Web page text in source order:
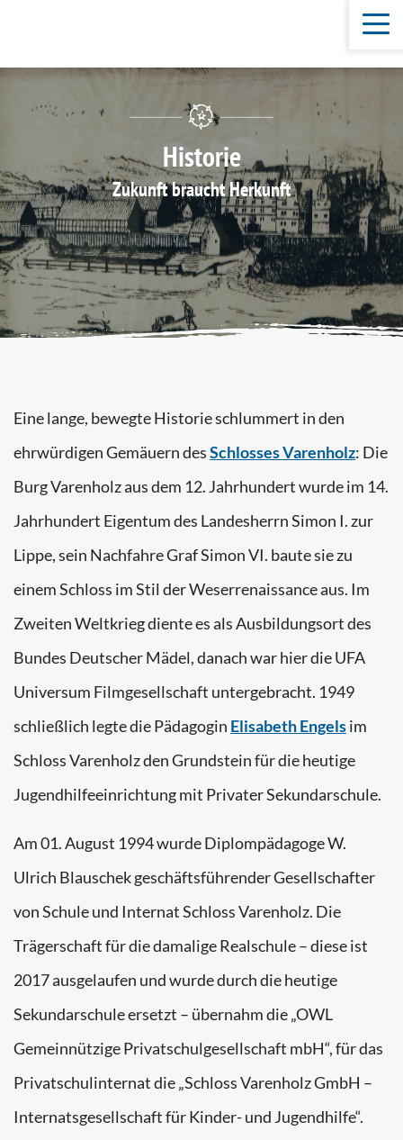
Historie
Zukunft braucht Herkunft
Eine lange, bewegte Historie schlummert in den
ehrwürdigen Gemäuern desSchlosses Varenholz: Die
Burg Varenholz aus dem 12. Jahrhundert wurde im 14.
Jahrhundert Eigentum des Landesherrn Simon I. zur
Lippe, sein Nachfahre Graf Simon VI. baute sie zu
einem Schloss im Stil der Weserrenaissance aus. Im
Zweiten Weltkrieg diente es als Ausbildungsort des
Bundes Deutscher Mädel, danach war hier die UFA
Universum Filmgesellschaft untergebracht. 1949
schließlich legte die Pädagogin Elisabeth Engelsim
Schloss Varenholz den Grundstein für die heutige
Jugendhilfeeinrichtung mit Privater Sekundarschule.
Am 01. August 1994 wurde Diplompädagoge W.
Ulrich Blauschek geschäftsführender Gesellschafter
von Schule und Internat Schloss Varenholz. Die
Trägerschaft für die damalige Realschule – diese ist
2017 ausgelaufen und wurde durch die heutige
Sekundarschule ersetzt – übernahm die „OWL
Gemeinnützige Privatschulgesellschaft mbH“, für das
Privatschulinternat die „Schloss Varenholz GmbH –
Internatsgesellschaft für Kinder- und Jugendhilfe“.